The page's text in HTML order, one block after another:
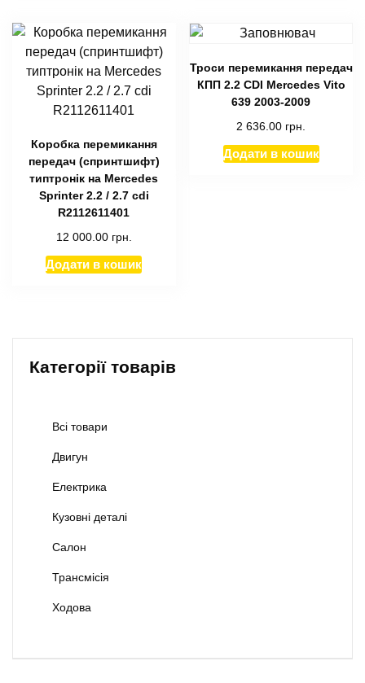
Коробка перемикання
передач (спринтшифт)
типтронік на Mercedes
Sprinter 2.2 / 2.7 cdi
R2112611401
12 000.00 грн.
Додати в кошик
Троси перемикання передач
КПП 2.2 CDI Mercedes Vito
639 2003-2009
2 636.00 грн.
Додати в кошик
Категорії товарів
Всі товари
Двигун
Електрика
Кузовні деталі
Салон
Трансмісія
Ходова